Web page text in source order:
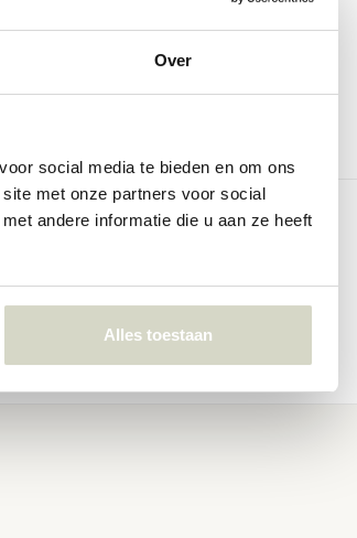
Over
social media te bieden en om ons
met onze partners voor social
andere informatie die u aan ze heeft
Alles toestaan